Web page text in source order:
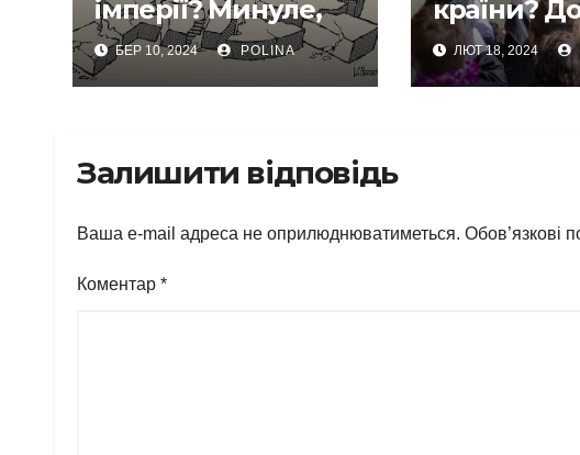
імперії? Минуле,
сьогодення та
майбутнє
БЕР 10, 2024 POLINA
країни?
Південної
як
України
ЛЮТ 18, 2024
Залишити відповідь
Ваша e-mail адреса не оприлюднюватиметься. Обов’язкові
Коментар *